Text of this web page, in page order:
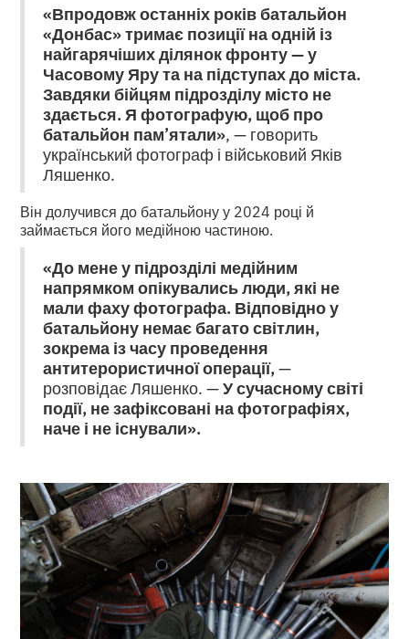
«Впродовж останніх років батальйон
«Донбас» тримає позиції на одній із
найгарячіших ділянок фронту — у
Часовому Яру та на підступах до міста.
Завдяки бійцям підрозділу місто не
здається. Я фотографую, щоб про
батальйон пам’ятали», — говорить
український фотограф і військовий Яків
Ляшенко.
Він долучився до батальйону у 2024 році й
займається його медійною частиною.
«До мене у підрозділі медійним
напрямком опікувались люди, які не
мали фаху фотографа. Відповідно у
батальйону немає багато світлин,
зокрема із часу проведення
антитерористичної операції,—
розповідає Ляшенко. —У сучасному світі
події, не зафіксовані на фотографіях,
наче і не існували».